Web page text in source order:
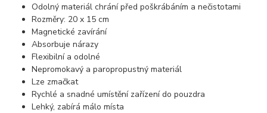
Odolný materiál chrání před poškrábáním a nečistotami
Rozměry: 20 x 15 cm
Magnetické zavírání
Absorbuje nárazy
Flexibilní a odolné
Nepromokavý a paropropustný materiál
Lze zmačkat
Rychlé a snadné umístění zařízení do pouzdra
Lehký, zabírá málo místa